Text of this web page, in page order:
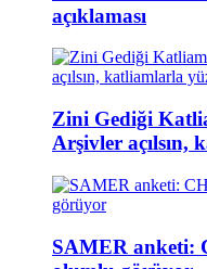
açıklaması
Zini Gediği
Arşivler açılsın,
SAMER anketi: